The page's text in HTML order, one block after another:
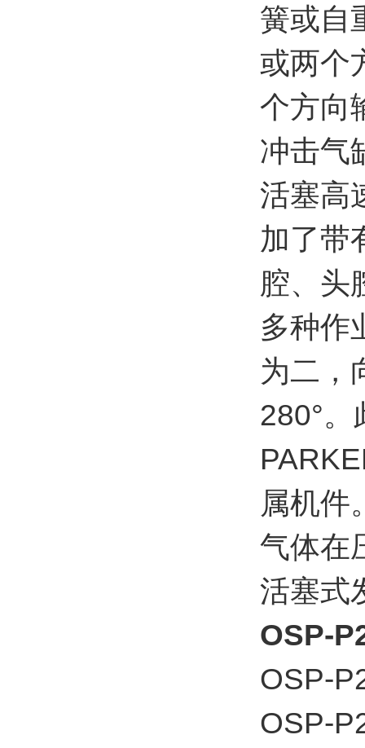
簧或自
或两个
个方向
冲击气
活塞高
加了带
腔、头
多种作
为二，
280°
属机件
气体在
活塞式
OSP-
OSP-
OSP-